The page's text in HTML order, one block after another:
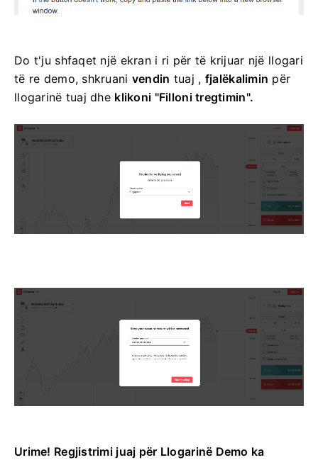
Do t'ju shfaqet një ekran i ri për të krijuar një llogari
të re demo, shkruani vendin tuaj , fjalëkalimin për
llogarinë tuaj dhe klikoni "Filloni tregtimin".
Urime! Regjistrimi juaj për Llogarinë Demo ka